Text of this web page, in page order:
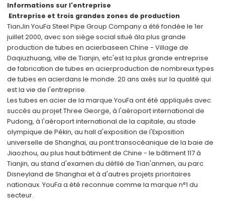
Informations sur l'entreprise
Entreprise et trois grandes zones de production
TianJin YouFa Steel Pipe Group Company a été fondée le 1er
juillet 2000, avec son siège social situé àla plus grande
production de tubes en acierbaseen Chine - Village de
Daqiuzhuang, ville de Tianjin, etc'est la plus grande entreprise
de fabrication de tubes en acierproduction de nombreux types
de tubes en acierdans le monde. 20 ans axés sur la qualité qui
est la vie de l'entreprise.
Les tubes en acier de la marque YouFa ont été appliqués avec
succès au projet Three George, à l'aéroport international de
Pudong, à l'aéroport international de la capitale, au stade
olympique de Pékin, au hall d'exposition de l'Exposition
universelle de Shanghai, au pont transocéanique de la baie de
Jiaozhou, au plus haut bâtiment de Chine - le bâtiment 117 à
Tianjin, au stand d'examen du défilé de Tian'anmen, au parc
Disneyland de Shanghai et à d'autres projets prioritaires
nationaux. YouFa a été reconnue comme la marque n°1 du
secteur.